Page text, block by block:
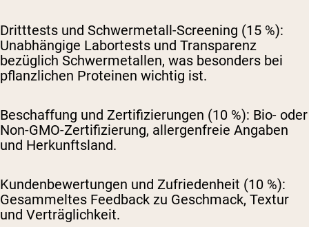
Dritttests und Schwermetall-Screening (15 %):
Unabhängige Labortests und Transparenz
bezüglich Schwermetallen, was besonders bei
pflanzlichen Proteinen wichtig ist.
Beschaffung und Zertifizierungen (10 %): Bio- oder
Non-GMO-Zertifizierung, allergenfreie Angaben
und Herkunftsland.
Kundenbewertungen und Zufriedenheit (10 %):
Gesammeltes Feedback zu Geschmack, Textur
und Verträglichkeit.